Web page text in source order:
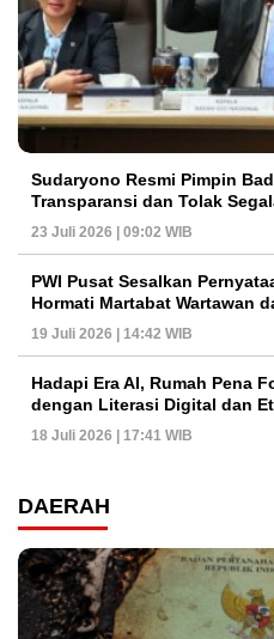
Sudaryono Resmi Pimpin
Transparansi dan Tolak
23 Juli 2026 | 09:02 WIB
PWI Pusat Sesalkan
Hormati Martabat Wartawan
19 Juli 2026 | 14:42 WIB
Hadapi Era AI, Rumah Pena
dengan Literasi Digital dan
18 Juli 2026 | 17:41 WIB
DAERAH